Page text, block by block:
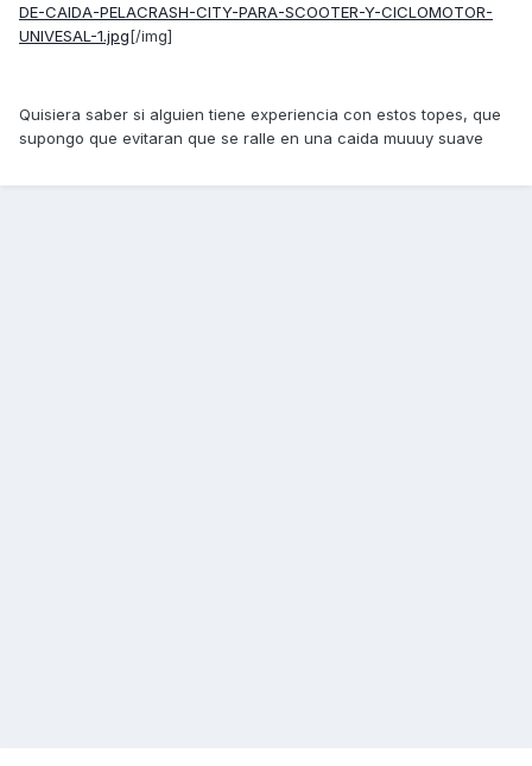
DE-CAIDA-PELACRASH-CITY-PARA-SCOOTER-Y-CICLOMOTOR-
UNIVESAL-1.jpg[/img]
Quisiera saber si alguien tiene experiencia con estos topes, que
supongo que evitaran que se ralle en una caida muuuy suave